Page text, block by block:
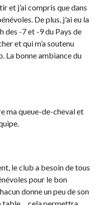
et j’ai compris que dans
De plus, j'ai eu la
des -7 et -9 du Pays de
et qui m’a soutenu
La bonne ambiance du
ma queue-de-cheval et
le club a besoin de tous
pour le bon
donne un peu de son